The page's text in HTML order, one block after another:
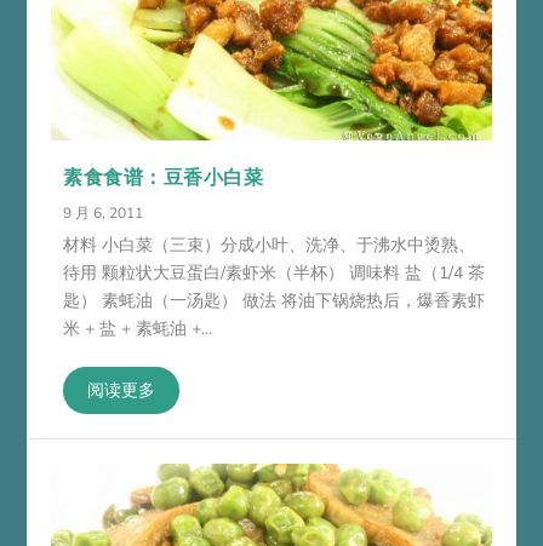
素食食谱：豆香小白菜
9 月 6, 2011
材料 小白菜（三束）分成小叶、洗净、于沸水中烫熟、
待用 颗粒状大豆蛋白/素虾米（半杯） 调味料 盐（1/4 茶
匙） 素蚝油（一汤匙） 做法 将油下锅烧热后，爆香素虾
米 + 盐 + 素蚝油 +...
阅读更多